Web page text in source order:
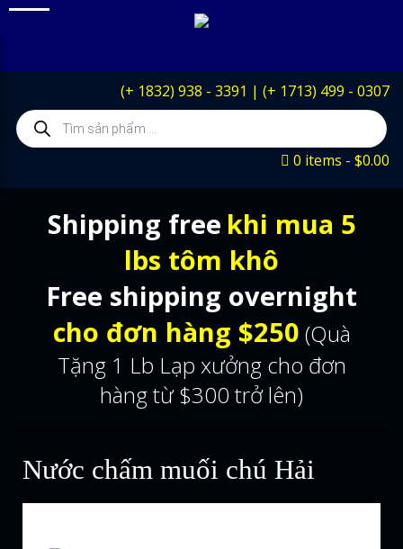
(+ 1832) 938 - 3391 | (+ 1713) 499 - 0307
Products
search
0 items
$0.00
Shipping free khi mua 5
lbs tôm khô
Free shipping overnight
cho đơn hàng $250 (Quà
Tặng 1 Lb Lạp xưởng cho đơn
hàng từ $300 trở lên)
Nước chấm muối chú Hải